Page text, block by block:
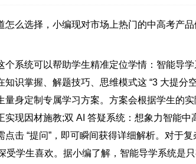
选择，小编现对市场上热门的中高考产品
统可以帮助学生精准定位学情：智能导学
识掌握、解题技巧、思维模式这 “3 大提分
身定制专属学习方案。方案会根据学生的
现因材施教;双 AI 答疑系统：想象力智能
击 “提问”，即可瞬间获得详细解析。对于
受学生喜欢。据小编了解，智能导学系统是